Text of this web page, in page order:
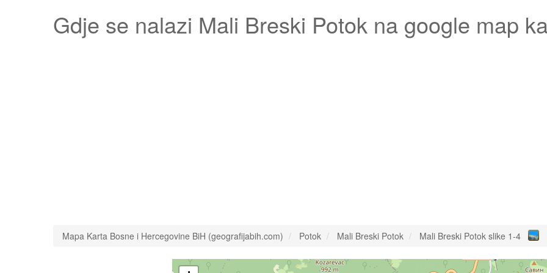
Gdje se nalazi Mali Breski Potok na google map
Mapa Karta Bosne i Hercegovine BiH (geografijabih.com) Potok Mali Breski Potok Mali Breski Potok slike 1-4